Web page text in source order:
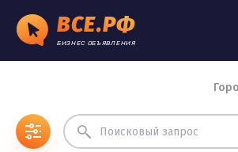
ВСЕ.РФ
БИЗНЕС ОБЪЯВЛЕНИЯ